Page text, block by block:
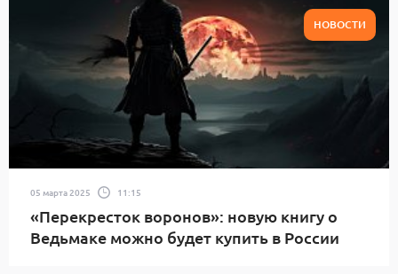
НОВОСТИ
05 марта 2025 11:15
«Перекресток воронов»: новую книгу о
Ведьмаке можно будет купить в России